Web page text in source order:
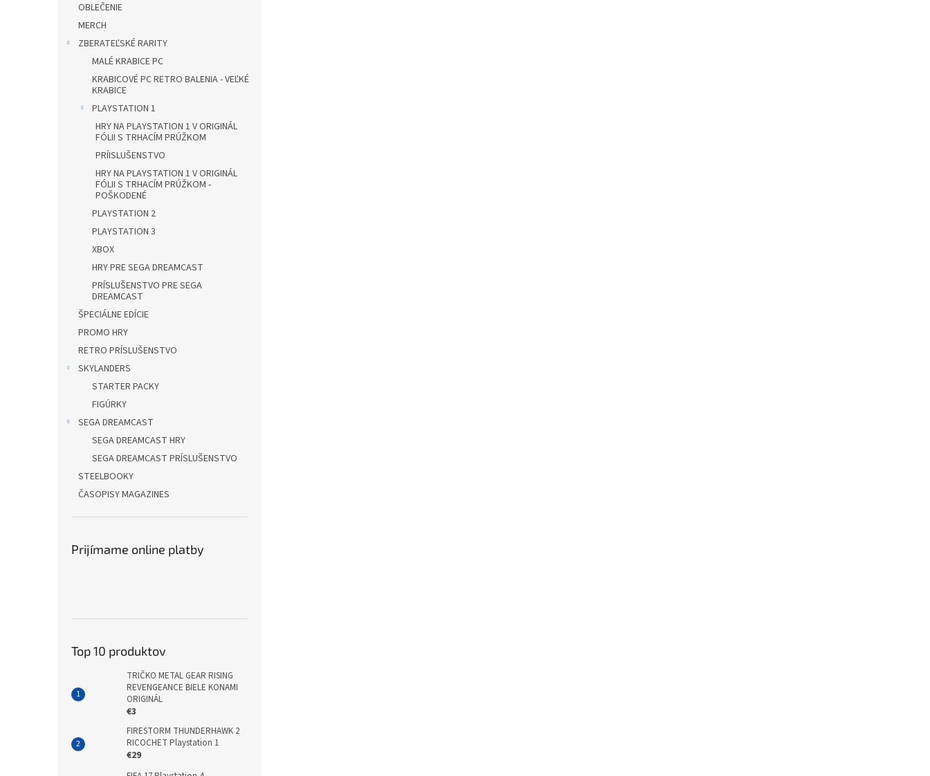
OBLEČENIE
MERCH
ZBERATEĽSKÉ RARITY
MALÉ KRABICE PC
KRABICOVÉ PC RETRO BALENIA - VEĽKÉ
KRABICE
PLAYSTATION 1
HRY NA PLAYSTATION 1 V ORIGINÁL
FÓLII S TRHACÍM PRÚŽKOM
PRÍISLUŠENSTVO
HRY NA PLAYSTATION 1 V ORIGINÁL
FÓLII S TRHACÍM PRÚŽKOM -
POŠKODENÉ
PLAYSTATION 2
PLAYSTATION 3
XBOX
HRY PRE SEGA DREAMCAST
PRÍSLUŠENSTVO PRE SEGA
DREAMCAST
ŠPECIÁLNE EDÍCIE
PROMO HRY
RETRO PRÍSLUŠENSTVO
SKYLANDERS
STARTER PACKY
FIGÚRKY
SEGA DREAMCAST
SEGA DREAMCAST HRY
SEGA DREAMCAST PRÍSLUŠENSTVO
STEELBOOKY
ČASOPISY MAGAZINES
Prijímame online platby
Top 10 produktov
TRIČKO METAL GEAR RISING
REVENGEANCE BIELE KONAMI
ORIGINÁL
€3
FIRESTORM THUNDERHAWK 2
RICOCHET Playstation 1
€29